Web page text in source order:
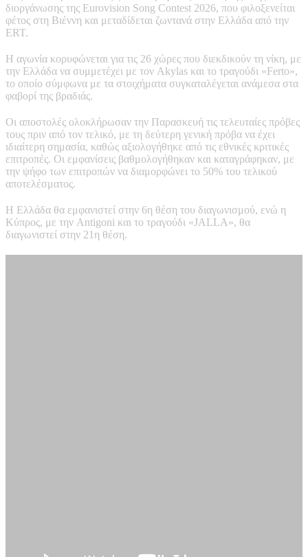
διοργάνωσης της Eurovision Song Contest 2026, που φιλοξενείται
φέτος στη Βιέννη και μεταδίδεται ζωντανά στην Ελλάδα από την
ERT.
Η αγωνία κορυφώνεται για τις 26 χώρες που διεκδικούν τη νίκη, με
την Ελλάδα να συμμετέχει με τον Akylas και το τραγούδι «Ferto»,
το οποίο σύμφωνα με τα στοιχήματα συγκαταλέγεται ανάμεσα στα
φαβορί της βραδιάς.
Οι αποστολές ολοκλήρωσαν την Παρασκευή τις τελευταίες πρόβες
τους πριν από τον τελικό, με τη δεύτερη γενική πρόβα να έχει
ιδιαίτερη σημασία, καθώς αξιολογήθηκε από τις εθνικές κριτικές
επιτροπές. Οι εμφανίσεις βαθμολογήθηκαν και καταγράφηκαν, με
την ψήφο των επιτροπών να διαμορφώνει το 50% του τελικού
αποτελέσματος.
Η Ελλάδα θα εμφανιστεί στην 6η θέση του διαγωνισμού, ενώ η
Κύπρος, με την Antigoni και το τραγούδι «JALLA», θα
διαγωνιστεί στην 21η θέση.